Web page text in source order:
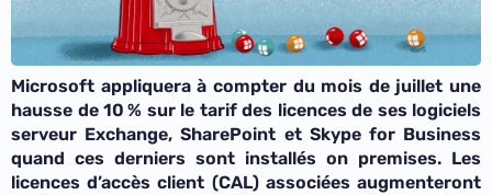
Microsoft appliquera à compter du mois de juillet une
hausse de 10 % sur le tarif des licences de ses logiciels
serveur Exchange, SharePoint et Skype for Business
quand ces derniers sont installés on premises. Les
licences d’accès client (CAL) associées augmenteront